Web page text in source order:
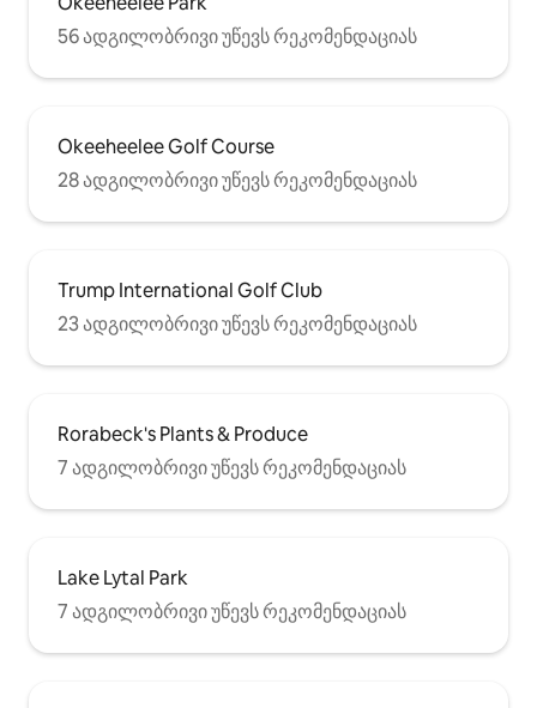
56 ადგილობრივი უწევს რეკომენდაციას
Okeeheelee Golf Course
28 ადგილობრივი უწევს რეკომენდაციას
Trump International Golf Club
23 ადგილობრივი უწევს რეკომენდაციას
Rorabeck's Plants & Produce
7 ადგილობრივი უწევს რეკომენდაციას
Lake Lytal Park
7 ადგილობრივი უწევს რეკომენდაციას